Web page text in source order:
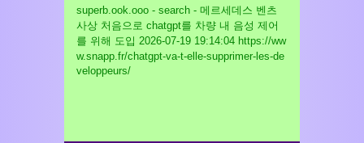
superb.ook.ooo - search - 메르세데스 벤츠
사상 처음으로 chatgpt를 차량 내 음성 제어
를 위해 도입 2026-07-19 19:14:04 https://ww
w.snapp.fr/chatgpt-va-t-elle-supprimer-les-de
veloppeurs/